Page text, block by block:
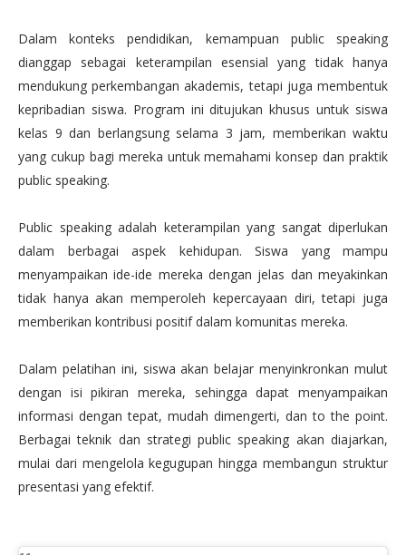
Dalam konteks pendidikan, kemampuan public speaking
dianggap sebagai keterampilan esensial yang tidak hanya
mendukung perkembangan akademis, tetapi juga membentuk
kepribadian siswa. Program ini ditujukan khusus untuk siswa
kelas 9 dan berlangsung selama 3 jam, memberikan waktu
yang cukup bagi mereka untuk memahami konsep dan praktik
public speaking.
Public speaking adalah keterampilan yang sangat diperlukan
dalam berbagai aspek kehidupan. Siswa yang mampu
menyampaikan ide-ide mereka dengan jelas dan meyakinkan
tidak hanya akan memperoleh kepercayaan diri, tetapi juga
memberikan kontribusi positif dalam komunitas mereka.
Dalam pelatihan ini, siswa akan belajar menyinkronkan mulut
dengan isi pikiran mereka, sehingga dapat menyampaikan
informasi dengan tepat, mudah dimengerti, dan to the point.
Berbagai teknik dan strategi public speaking akan diajarkan,
mulai dari mengelola kegugupan hingga membangun struktur
presentasi yang efektif.